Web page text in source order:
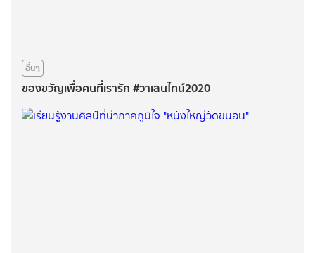
อื่นๆ
ของขวัญเพื่อคนที่เรารัก #วาเลนไทน์2020